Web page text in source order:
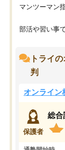
マンツーマン
部活や習い事
トライ
判
オンライン
保護者
総合